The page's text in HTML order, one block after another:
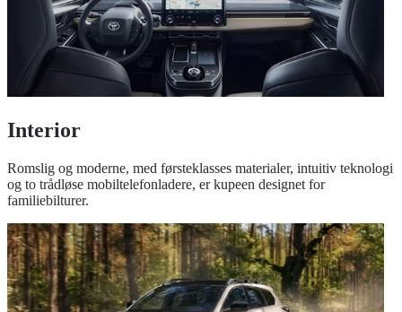
Interior
Romslig og moderne, med førsteklasses materialer, intuitiv teknologi
og to trådløse mobiltelefonladere, er kupeen designet for
familiebilturer.